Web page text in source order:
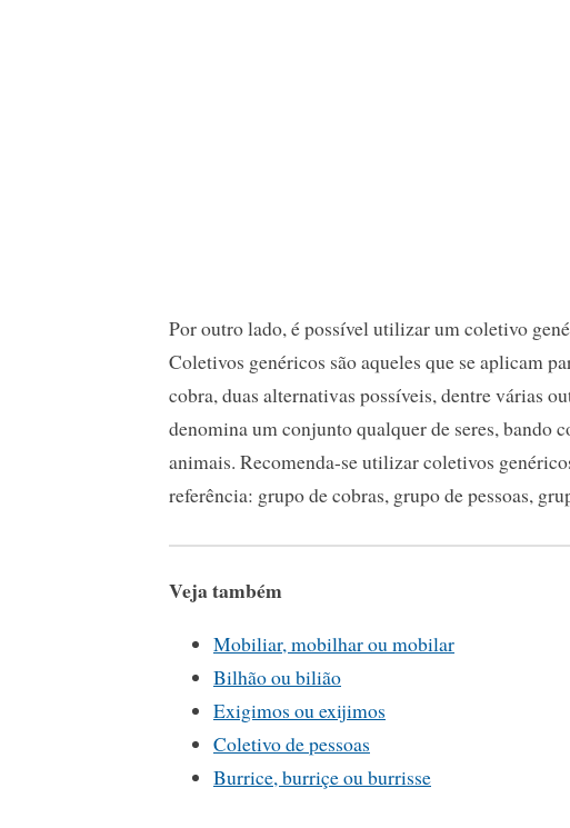
Por outro lado, é possível utilizar um coletivo
Coletivos genéricos são aqueles que se aplicam
cobra, duas alternativas possíveis, dentre várias
denomina um conjunto qualquer de seres, bando
animais. Recomenda-se utilizar coletivos
referência: grupo de cobras, grupo de pessoas,
Veja também
Mobiliar, mobilhar ou mobilar
Bilhão ou bilião
Exigimos ou exijimos
Coletivo de pessoas
Burrice, burriçe ou burrisse